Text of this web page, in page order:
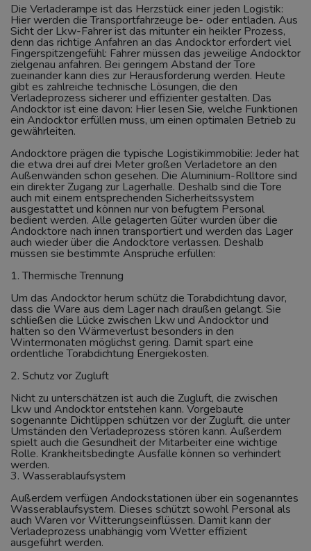
Die Verladerampe ist das Herzstück einer jeden Logistik:
Hier werden die Transportfahrzeuge be- oder entladen. Aus
Sicht der Lkw-Fahrer ist das mitunter ein heikler Prozess,
denn das richtige Anfahren an das Andocktor erfordert viel
Fingerspitzengefühl: Fahrer müssen das jeweilige Andocktor
zielgenau anfahren. Bei geringem Abstand der Tore
zueinander kann dies zur Herausforderung werden. Heute
gibt es zahlreiche technische Lösungen, die den
Verladeprozess sicherer und effizienter gestalten. Das
Andocktor ist eine davon: Hier lesen Sie, welche Funktionen
ein Andocktor erfüllen muss, um einen optimalen Betrieb zu
gewährleiten.
Andocktore prägen die typische Logistikimmobilie: Jeder hat
die etwa drei auf drei Meter großen Verladetore an den
Außenwänden schon gesehen. Die Aluminium-Rolltore sind
ein direkter Zugang zur Lagerhalle. Deshalb sind die Tore
auch mit einem entsprechenden Sicherheitssystem
ausgestattet und können nur von befugtem Personal
bedient werden. Alle gelagerten Güter wurden über die
Andocktore nach innen transportiert und werden das Lager
auch wieder über die Andocktore verlassen. Deshalb
müssen sie bestimmte Ansprüche erfüllen:
1. Thermische Trennung
Um das Andocktor herum schütz die Torabdichtung davor,
dass die Ware aus dem Lager nach draußen gelangt. Sie
schließen die Lücke zwischen Lkw und Andocktor und
halten so den Wärmeverlust besonders in den
Wintermonaten möglichst gering. Damit spart eine
ordentliche Torabdichtung Energiekosten.
2. Schutz vor Zugluft
Nicht zu unterschätzen ist auch die Zugluft, die zwischen
Lkw und Andocktor entstehen kann. Vorgebaute
sogenannte Dichtlippen schützen vor der Zugluft, die unter
Umständen den Verladeprozess stören kann. Außerdem
spielt auch die Gesundheit der Mitarbeiter eine wichtige
Rolle. Krankheitsbedingte Ausfälle können so verhindert
werden.
3. Wasserablaufsystem
Außerdem verfügen Andockstationen über ein sogenanntes
Wasserablaufsystem. Dieses schützt sowohl Personal als
auch Waren vor Witterungseinflüssen. Damit kann der
Verladeprozess unabhängig vom Wetter effizient
ausgeführt werden.